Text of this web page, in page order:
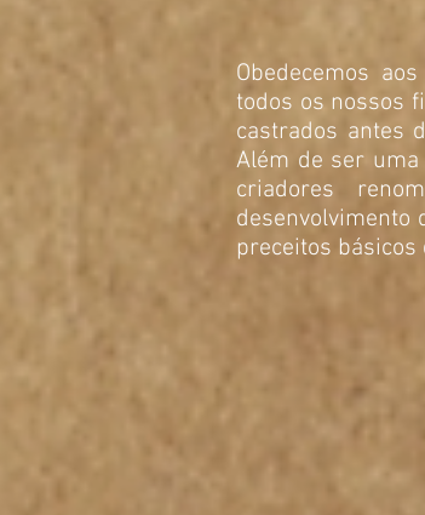
Obedecemos
todos os nossos
castrados antes
Além de ser
criadores
desenvolvimento
preceitos básicos